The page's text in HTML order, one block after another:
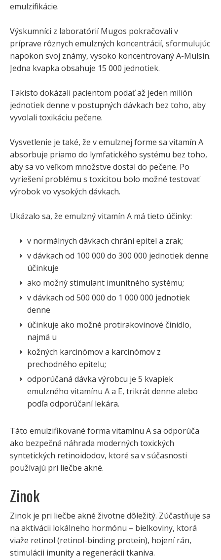
emulzifikácie.
Výskumníci z laboratórií Mugos pokračovali v
príprave rôznych emulzných koncentrácií, sformulujúc
napokon svoj známy, vysoko koncentrovaný A-Mulsin.
Jedna kvapka obsahuje 15 000 jednotiek.
Takisto dokázali pacientom podať až jeden milión
jednotiek denne v postupných dávkach bez toho, aby
vyvolali toxikáciu pečene.
Vysvetlenie je také, že v emulznej forme sa vitamín A
absorbuje priamo do lymfatického systému bez toho,
aby sa vo veľkom množstve dostal do pečene. Po
vyriešení problému s toxicitou bolo možné testovať
výrobok vo vysokých dávkach.
Ukázalo sa, že emulzný vitamín A má tieto účinky:
v normálnych dávkach chráni epitel a zrak;
v dávkach od 100 000 do 300 000 jednotiek denne
účinkuje
ako možný stimulant imunitného systému;
v dávkach od 500 000 do 1 000 000 jednotiek
denne
účinkuje ako možné protirakovinové činidlo,
najmä u
kožných karcinómov a karcinómov z
prechodného epitelu;
odporúčaná dávka výrobcu je 5 kvapiek
emulzného vitamínu A a E, trikrát denne alebo
podľa odporúčaní lekára.
Táto emulzifikované forma vitamínu A sa odporúča
ako bezpečná náhrada moderných toxických
syntetických retinoidodov, ktoré sa v súčasnosti
používajú pri liečbe akné.
Zinok
Zinok je pri liečbe akné životne dôležitý. Zúčastňuje sa
na aktivácii lokálneho hormónu – bielkoviny, ktorá
viaže retinol (retinol-binding protein), hojení rán,
stimulácii imunity a regenerácii tkaniva.